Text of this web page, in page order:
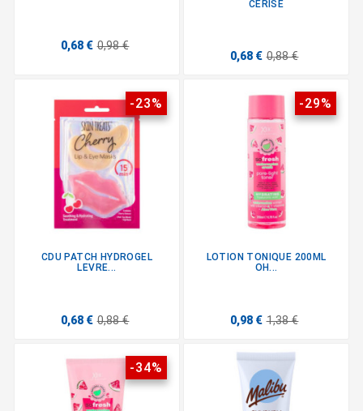
0,68 € 0,98 €
CERISE
0,68 € 0,88 €
-23%
CDU PATCH HYDROGEL
LEVRE...
0,68 € 0,88 €
-29%
LOTION TONIQUE 200ML
OH...
0,98 € 1,38 €
-34%